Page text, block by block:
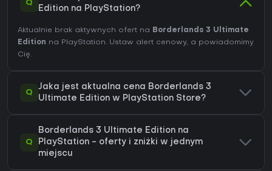
Q
Edition na PlayStation?
Aktualnie brak aktywnych ofert na Borderlands 3 Ultimate
Edition na PlayStation. Ustaw alert cenowy, a powiadomimy
Cię.
Q
Jaka jest aktualna cena Borderlands 3
Ultimate Edition w PlayStation Store?
Q
Borderlands 3 Ultimate Edition na
PlayStation - oferty i zniżki w jednym
miejscu